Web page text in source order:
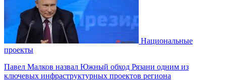
Национальные
проекты
Павел Малков назвал Южный обход Рязани одним из
ключевых инфраструктурных проектов региона